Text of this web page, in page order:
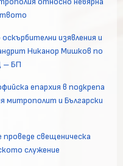
изявления и
Никанор Мишков по
– БП
епархия в подкрепа
митрополит и Български
свещеническа
служение